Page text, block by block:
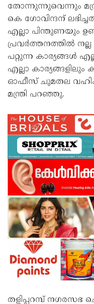
തോന്നുന്നുവെന്നും
കെ ഗോവിന്ദന്
എല്ലാ പിന്തുണയും
പ്രവർത്തനത്തിൽ
പറ്റുന്ന കാര്യങ്ങൾ
എല്ലാ കാര്യങ്ങളിലും
ഓഫീസ് ചുമതല
മന്ത്രി പറഞ്ഞു.
തളിപ്പറമ്പ്